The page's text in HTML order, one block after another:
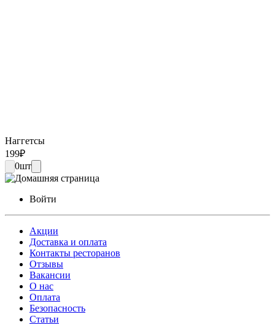
Наггетсы
199₽
0шт
Войти
Акции
Доставка и оплата
Контакты ресторанов
Отзывы
Вакансии
О нас
Оплата
Безопасность
Статьи